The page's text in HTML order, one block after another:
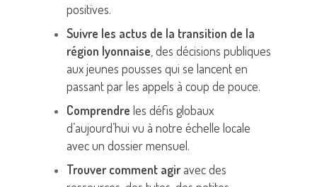
positives.
Suivre les actus de la transition de la
région lyonnaise , des décisions publiques
aux jeunes pousses qui se lancent en
passant par les appels à coup de pouce.
Comprendre les défis globaux
d’aujourd’hui vu à notre échelle locale
avec un dossier mensuel.
Trouver comment agiravec des